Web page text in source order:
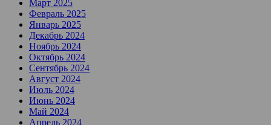
Март 2025
Февраль 2025
Январь 2025
Декабрь 2024
Ноябрь 2024
Октябрь 2024
Сентябрь 2024
Август 2024
Июль 2024
Июнь 2024
Май 2024
Апрель 2024